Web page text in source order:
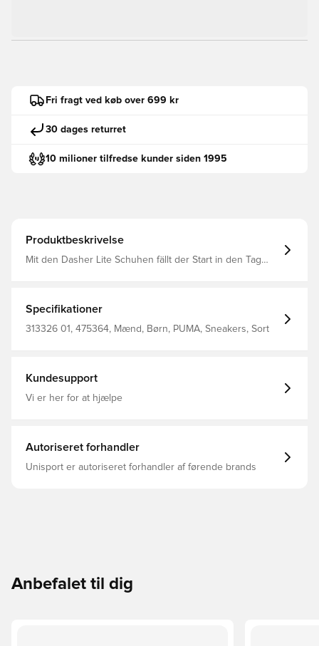
Fri fragt ved køb over 699 kr
30 dages returret
10 milioner tilfredse kunder siden 1995
Produktbeskrivelse
Mit den Dasher Lite Schuhen fällt der Start in den Tag
Schaum für ein leichtes Tragegefühl. Bereit für Sprints
auf dem Spielplatz, tägliche Abenteuer und alles
dazwischen. Breite: Regulär Zehentyp: Abgerundet
Specifikationer
313326 01, 475364, Mænd, Børn, PUMA, Sneakers, Sort
Kundesupport
Vi er her for at hjælpe
Autoriseret forhandler
Unisport er autoriseret forhandler af førende brands
Anbefalet til dig